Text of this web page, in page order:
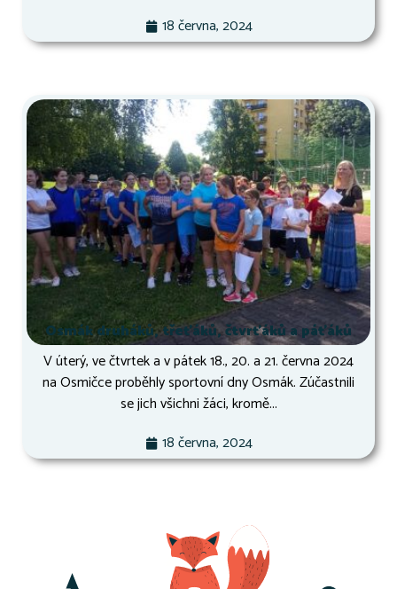
18 června, 2024
Osmák druháků, třeťáků, čtvrťáků a páťáků
V úterý, ve čtvrtek a v pátek 18., 20. a 21. června 2024
na Osmičce proběhly sportovní dny Osmák. Zúčastnili
se jich všichni žáci, kromě...
18 června, 2024